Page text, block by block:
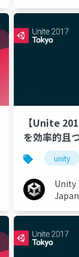
【Unite
を効率的且
するための
unity
Unity
Japan